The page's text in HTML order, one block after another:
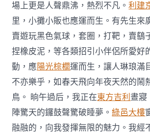
場上更是人聲鼎沸，熱烈不凡。利建
里，小攤小販也應運而生。有先生來
賣遊玩黑色氣球，套圈，打靶，賣鷂
捏橡皮泥，等各類招引小伴侶所愛好
動，應陽光棕櫚運而生，讓人琳琅滿
不亦樂乎，如春天飛向年夜天然的鬧
鳥。 晌午過后，我正在東方吉利晝寢
陣驚天的鑼鼓聲驚破睡夢。綠邑大樓
融融的，向我發揮無限的魅力。我經